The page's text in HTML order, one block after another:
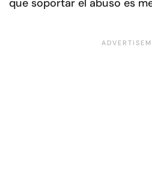
que soportar el abuso es